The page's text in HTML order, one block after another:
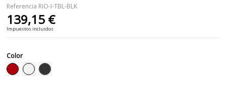
Referencia RIO-I-TBL-BLK
139,15 €
Impuestos incluidos
Color
Rojo
Blanco Negro